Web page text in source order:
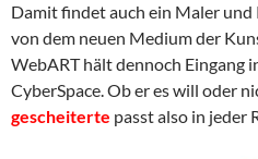
Damit findet auch ein Maler
von dem neuen Medium der
WebART hält dennoch Eingang
CyberSpace. Ob er es will oder
gescheiterte passt also in jeder